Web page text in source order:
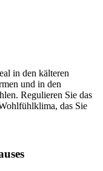
in den kälteren
und in den
Regulieren Sie das
das Sie